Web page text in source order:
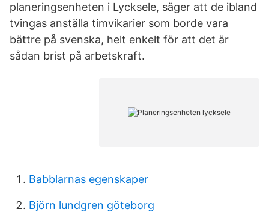
planeringsenheten i Lycksele, säger att de ibland
tvingas anställa timvik­arier som borde vara
bättre på svenska, helt enkelt för att det är
sådan brist på arbetskraft.
Babblarnas egenskaper
Björn lundgren göteborg